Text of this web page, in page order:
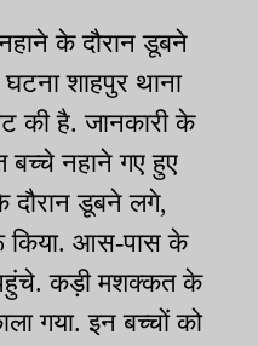
के दौरान डूबने
शाहपुर थाना
की है. जानकारी के
बच्चे नहाने गए हुए
डूबने लगे,
किया. आस-पास के
कड़ी मशक्कत के
गया. इन बच्चों को